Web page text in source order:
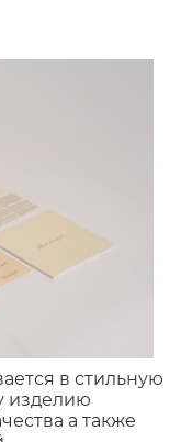
в стильную
изделию
а также